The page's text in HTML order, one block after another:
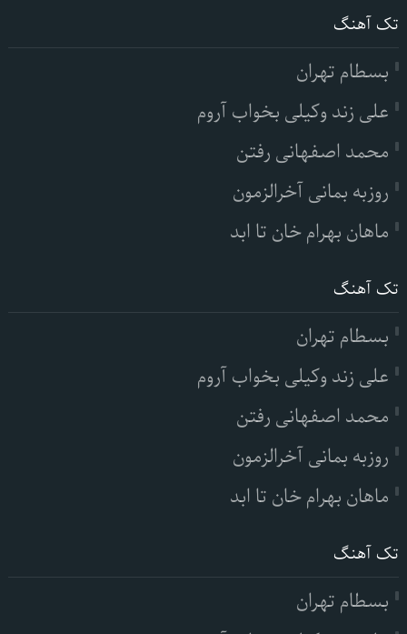
تک آهنگ
بسطام تهران
علی زند وکیلی بخواب آروم
محمد اصفهانی رفتن
روزبه بمانی آخرالزمون
ماهان بهرام خان تا ابد
تک آهنگ
بسطام تهران
علی زند وکیلی بخواب آروم
محمد اصفهانی رفتن
روزبه بمانی آخرالزمون
ماهان بهرام خان تا ابد
تک آهنگ
بسطام تهران